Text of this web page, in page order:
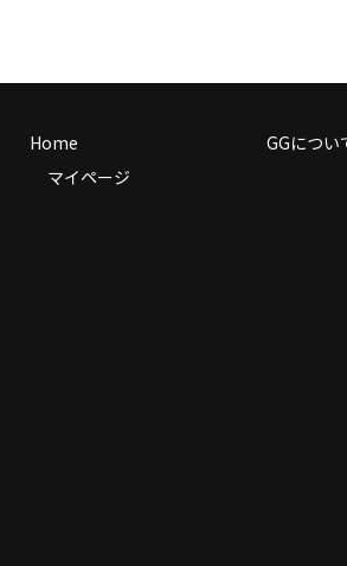
Home
マイページ
GGについ